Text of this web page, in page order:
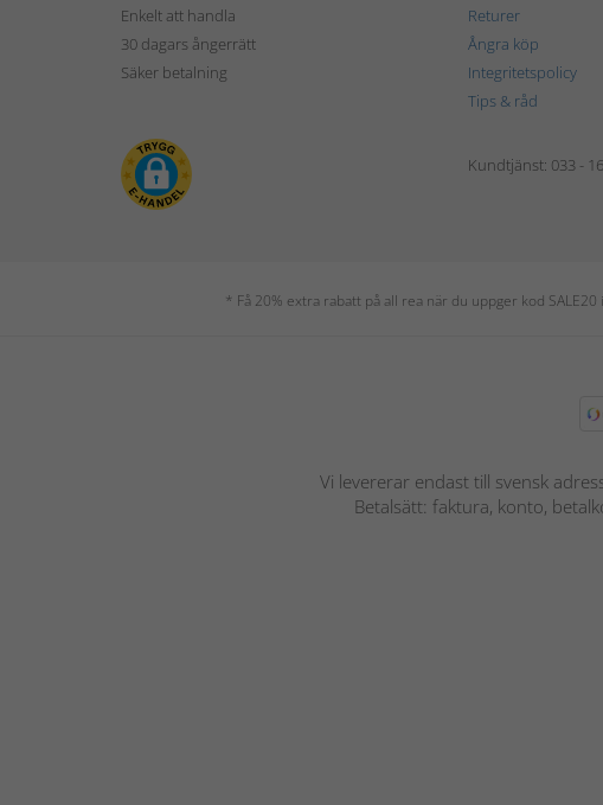
Enkelt att handla
30 dagars ångerrätt
Säker betalning
Returer
Ångra köp
Integritetspolicy
Tips & råd
Kundtjänst: 033 -
* Få 20% extra rabatt på all rea när du uppger kod
Vi levererar endast till svensk
Betalsätt: faktura, konto,